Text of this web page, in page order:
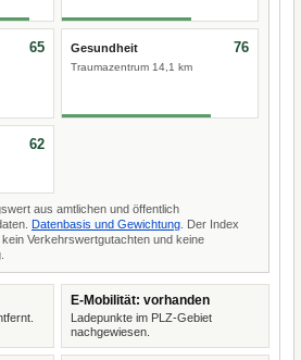
65 Gesundheit
Traumazentrum 14,1 km
76
62
aus amtlichen und öffentlich
Datenbasis und Gewichtung . Der Index
Verkehrswertgutachten und keine
E-Mobilität: vorhanden
Ladepunkte im PLZ-Gebiet
nachgewiesen.